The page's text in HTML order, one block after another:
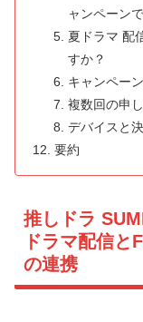
ャンペーン
夏ドラマ 配
すか？
キャンペー
複数回の申
デバイスと
要約
推しドラ
ドラマ配信
の連携